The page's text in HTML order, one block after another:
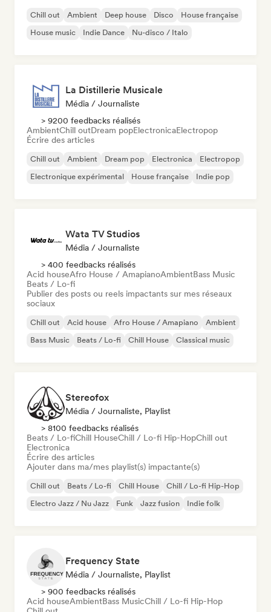
Chill out Ambient Deep house Disco
House française
House music
Indie Dance Nu-disco / Italo
La Distillerie Musicale
Média / Journaliste
> 9200 feedbacks réalisés
AmbientChill outDream popElectronicaElectropop
Écrire des articles
Chill out Ambient Dream pop Electronica
Electropop
Electronique expérimental
House française Indie pop
Wata TV Studios
Média / Journaliste
> 400 feedbacks réalisés
Acid houseAfro House / AmapianoAmbientBass Music
Beats / Lo-fi
Publier des posts ou reels impactants sur mes réseaux
sociaux
Chill out Acid house Afro House / Amapiano
Ambient
Bass Music
Beats / Lo-fi Chill House Classical music
Stereofox
Média / Journaliste, Playlist
> 8100 feedbacks réalisés
Beats / Lo-fiChill HouseChill / Lo-fi Hip-HopChill out
Electronica
Écrire des articles
Ajouter dans ma/mes playlist(s) impactante(s)
Chill out Beats / Lo-fi Chill House
Chill / Lo-fi Hip-Hop
Electro Jazz / Nu Jazz
Funk Jazz fusion Indie folk
Frequency State
Média / Journaliste, Playlist
> 900 feedbacks réalisés
Acid houseAmbientBass MusicChill / Lo-fi Hip-Hop